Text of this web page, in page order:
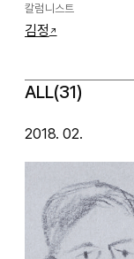
칼럼니스트
김정 ↗
ALL(31)
2018. 02.